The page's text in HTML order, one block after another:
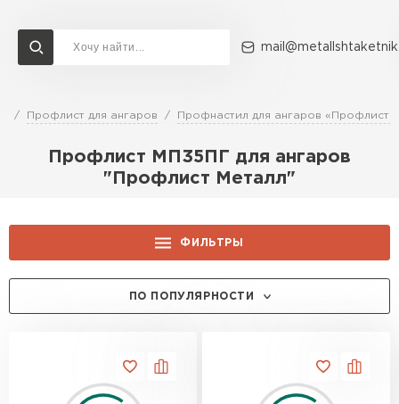
Профлист для ангаров Профнастил для ангаров «Профлист
Профлист МП35ПГ для ангаров
"Профлист Металл"
ФИЛЬТРЫ
RAL 1014
ПО ПОПУЛЯРНОСТИ
Доставка и оплата Акции О компании Контакты
Перейти в каталог